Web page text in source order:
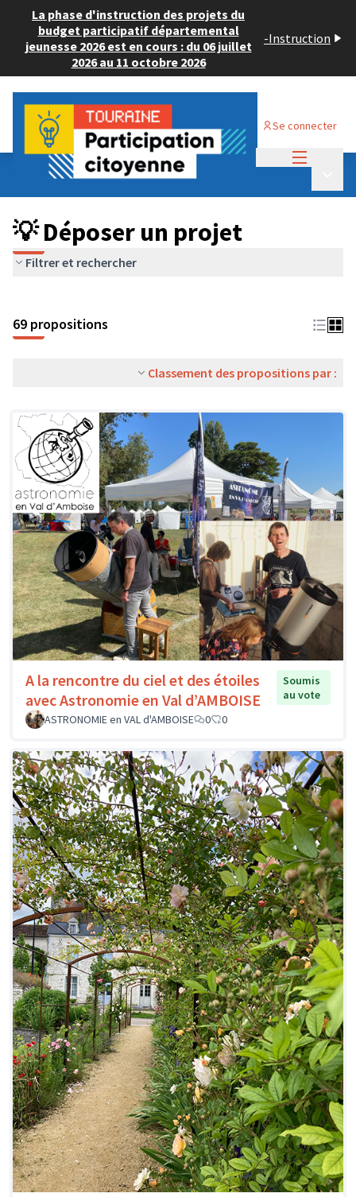
La phase d'instruction des projets du
budget participatif départemental
jeunesse 2026 est en cours : du 06 juillet
2026 au 11 octobre 2026
-Instruction
Se connecter
Budget Participatif ADULTE 2024
💡 Déposer un projet
💡 Déposer un projet
Filtrer et rechercher
69 propositions
Classement des propositions par :
A la rencontre du ciel et des étoiles
avec Astronomie en Val d’AMBOISE
Soumis
au vote
ASTRONOMIE en VAL d'AMBOISE
0 0